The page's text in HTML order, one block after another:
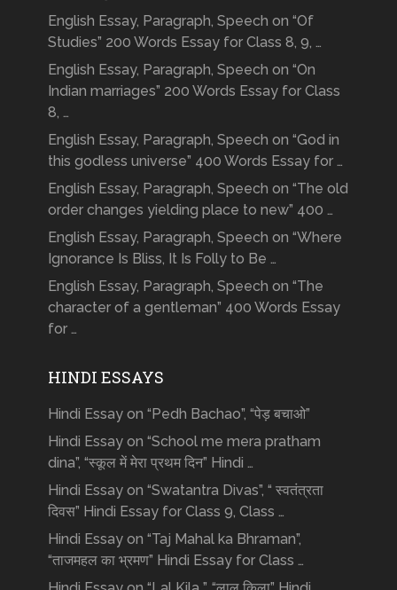
English Essay, Paragraph, Speech on “Of
Studies” 200 Words Essay for Class 8, 9, …
English Essay, Paragraph, Speech on “On
Indian marriages” 200 Words Essay for Class
8, …
English Essay, Paragraph, Speech on “God in
this godless universe” 400 Words Essay for …
English Essay, Paragraph, Speech on “The old
order changes yielding place to new” 400 …
English Essay, Paragraph, Speech on “Where
Ignorance Is Bliss, It Is Folly to Be …
English Essay, Paragraph, Speech on “The
character of a gentleman” 400 Words Essay
for …
HINDI ESSAYS
Hindi Essay on “Pedh Bachao”, “पेड़ बचाओ”
Hindi Essay on “School me mera pratham
dina”, “स्कूल में मेरा प्रथम दिन” Hindi …
Hindi Essay on “Swatantra Divas”, “ स्वतंत्रता
दिवस” Hindi Essay for Class 9, Class …
Hindi Essay on “Taj Mahal ka Bhraman”,
“ताजमहल का भ्रमण” Hindi Essay for Class …